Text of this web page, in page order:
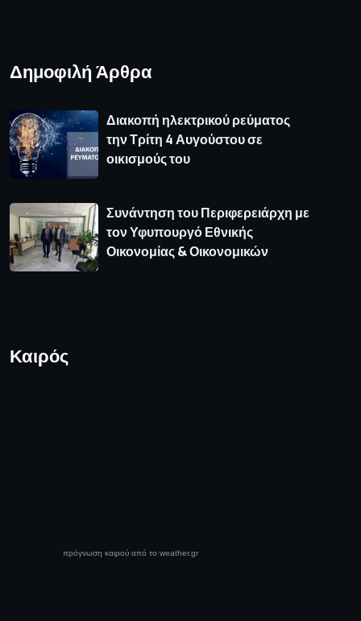
Δημοφιλή Άρθρα
Διακοπή ηλεκτρικού ρεύματος
την Τρίτη 4 Αυγούστου σε
οικισμούς του
Συνάντηση του Περιφερειάρχη με
τον Υφυπουργό Εθνικής
Οικονομίας & Οικονομικών
Καιρός
πρόγνωση καιρού από το weather.gr